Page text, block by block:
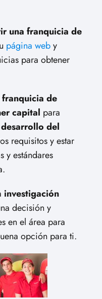
una franquicia de
página weby
para obtener
de
capital para
del
requisitos y estar
y estándares
investigación
decisión y
en el área para
opción para ti.